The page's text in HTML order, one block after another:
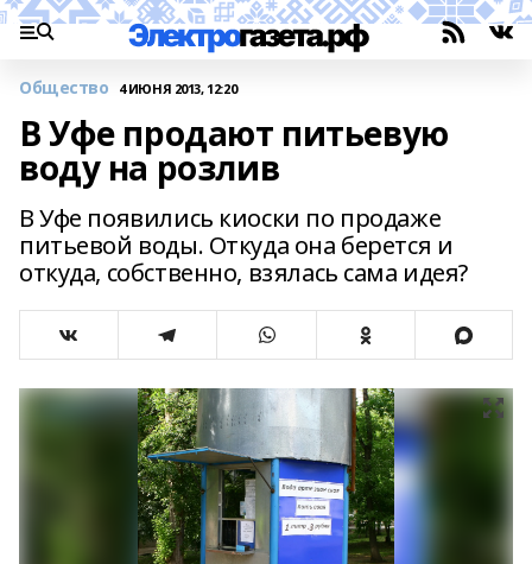
Общество 4 ИЮНЯ 2013, 12:20
В Уфе продают питьевую
воду на розлив
В Уфе появились киоски по продаже
питьевой воды. Откуда она берется и
откуда, собственно, взялась сама идея?